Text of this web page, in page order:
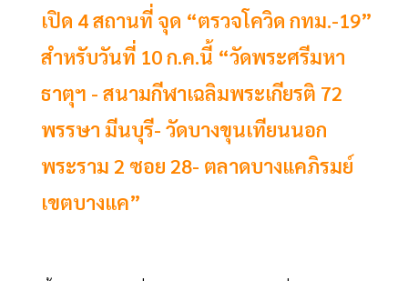
เปิด 4 สถานที่ จุด “ตรวจโควิด กทม.-19”
สำหรับวันที่ 10 ก.ค.นี้ “วัดพระศรีมหา
ธาตุฯ - สนามกีฬาเฉลิมพระเกียรติ 72
พรรษา มีนบุรี- วัดบางขุนเทียนนอก
พระราม 2 ซอย 28- ตลาดบางแคภิรมย์
เขตบางแค”